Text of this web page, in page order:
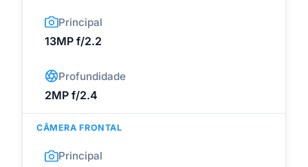
Principal
13MP f/2.2
Profundidade
2MP f/2.4
CÂMERA FRONTAL
Principal